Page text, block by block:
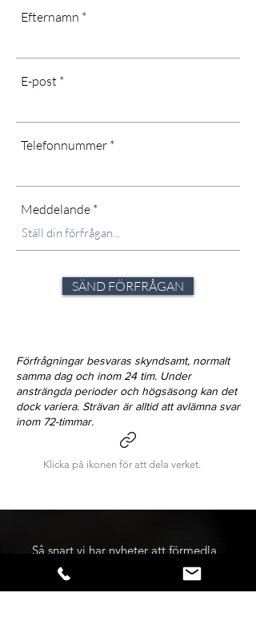
Efternamn
E-post
Telefonnummer
Meddelande
SÄND FÖRFRÅGAN
Förfrågningar besvaras skyndsamt, normalt
samma dag och inom 24 tim. Under
ansträngda perioder och högsäsong kan det
dock variera. Strävan är alltid att avlämna svar
inom 72-timmar.
Klicka på ikonen för att dela verket.
Så snart vi har nyheter att förmedla,
blir du först med att få del av
budskapet - håll dig uppdaterad!